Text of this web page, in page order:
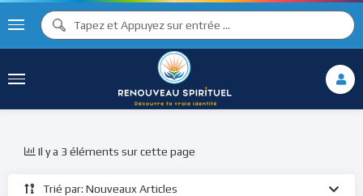
Trié par: Nouveaux Articles
Il y a 3 éléments sur cette page